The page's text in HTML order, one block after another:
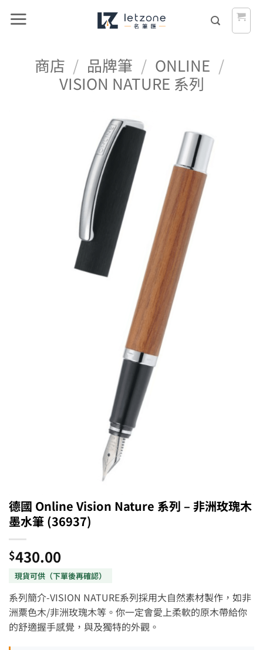
商店 / 品牌筆 / ONLINE /
VISION NATURE 系列
德國 Online Vision Nature 系列 – 非洲玫瑰木
墨水筆 (36937)
$430.00
系列簡介-VISION NATURE系列採用大自然素材製作，如非
洲粟色木/非洲玫瑰木等。你一定會愛上柔軟的原木帶給你
的舒適握手感覺，與及獨特的外觀。